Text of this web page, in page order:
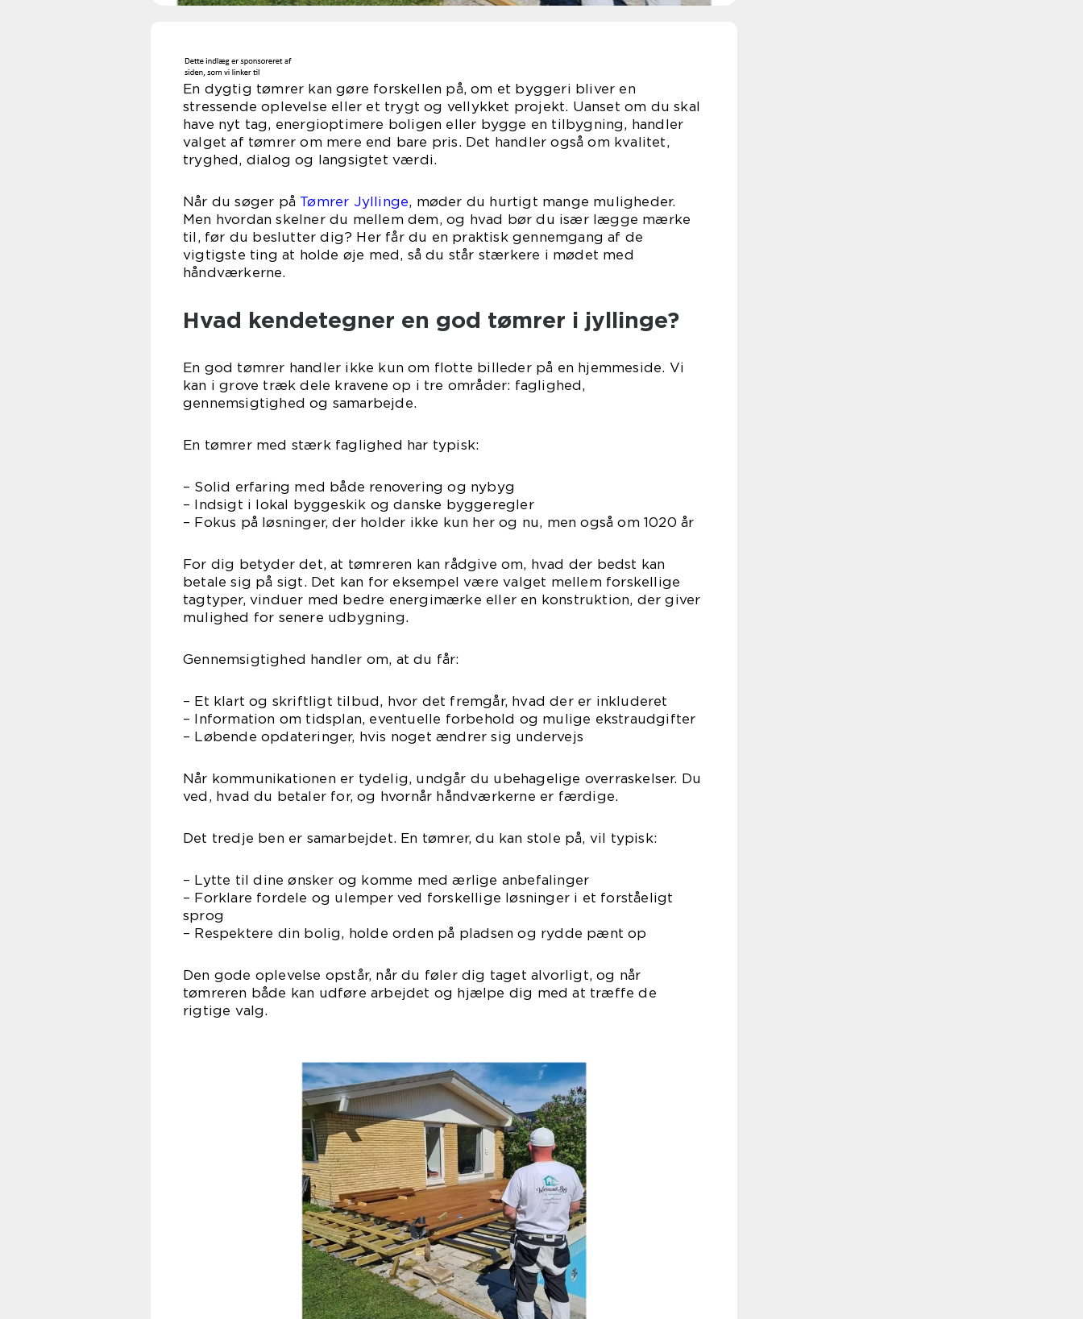
En dygtig tømrer kan gøre forskellen på, om et byggeri bliver en
stressende oplevelse eller et trygt og vellykket projekt. Uanset om du skal
have nyt tag, energioptimere boligen eller bygge en tilbygning, handler
valget af tømrer om mere end bare pris. Det handler også om kvalitet,
tryghed, dialog og langsigtet værdi.
Når du søger på Tømrer Jyllinge, møder du hurtigt mange muligheder.
Men hvordan skelner du mellem dem, og hvad bør du især lægge mærke
til, før du beslutter dig? Her får du en praktisk gennemgang af de
vigtigste ting at holde øje med, så du står stærkere i mødet med
håndværkerne.
Hvad kendetegner en god tømrer i jyllinge?
En god tømrer handler ikke kun om flotte billeder på en hjemmeside. Vi
kan i grove træk dele kravene op i tre områder: faglighed,
gennemsigtighed og samarbejde.
En tømrer med stærk faglighed har typisk:
– Solid erfaring med både renovering og nybyg
– Indsigt i lokal byggeskik og danske byggeregler
– Fokus på løsninger, der holder ikke kun her og nu, men også om 1020 år
For dig betyder det, at tømreren kan rådgive om, hvad der bedst kan
betale sig på sigt. Det kan for eksempel være valget mellem forskellige
tagtyper, vinduer med bedre energimærke eller en konstruktion, der giver
mulighed for senere udbygning.
Gennemsigtighed handler om, at du får:
– Et klart og skriftligt tilbud, hvor det fremgår, hvad der er inkluderet
– Information om tidsplan, eventuelle forbehold og mulige ekstraudgifter
– Løbende opdateringer, hvis noget ændrer sig undervejs
Når kommunikationen er tydelig, undgår du ubehagelige overraskelser. Du
ved, hvad du betaler for, og hvornår håndværkerne er færdige.
Det tredje ben er samarbejdet. En tømrer, du kan stole på, vil typisk:
– Lytte til dine ønsker og komme med ærlige anbefalinger
– Forklare fordele og ulemper ved forskellige løsninger i et forståeligt
sprog
– Respektere din bolig, holde orden på pladsen og rydde pænt op
Den gode oplevelse opstår, når du føler dig taget alvorligt, og når
tømreren både kan udføre arbejdet og hjælpe dig med at træffe de
rigtige valg.